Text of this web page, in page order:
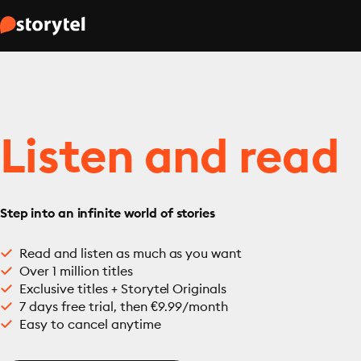
Listen and read
Step into an infinite world of stories
Read and listen as much as you want
Over 1 million titles
Exclusive titles + Storytel Originals
7 days free trial, then €9.99/month
Easy to cancel anytime